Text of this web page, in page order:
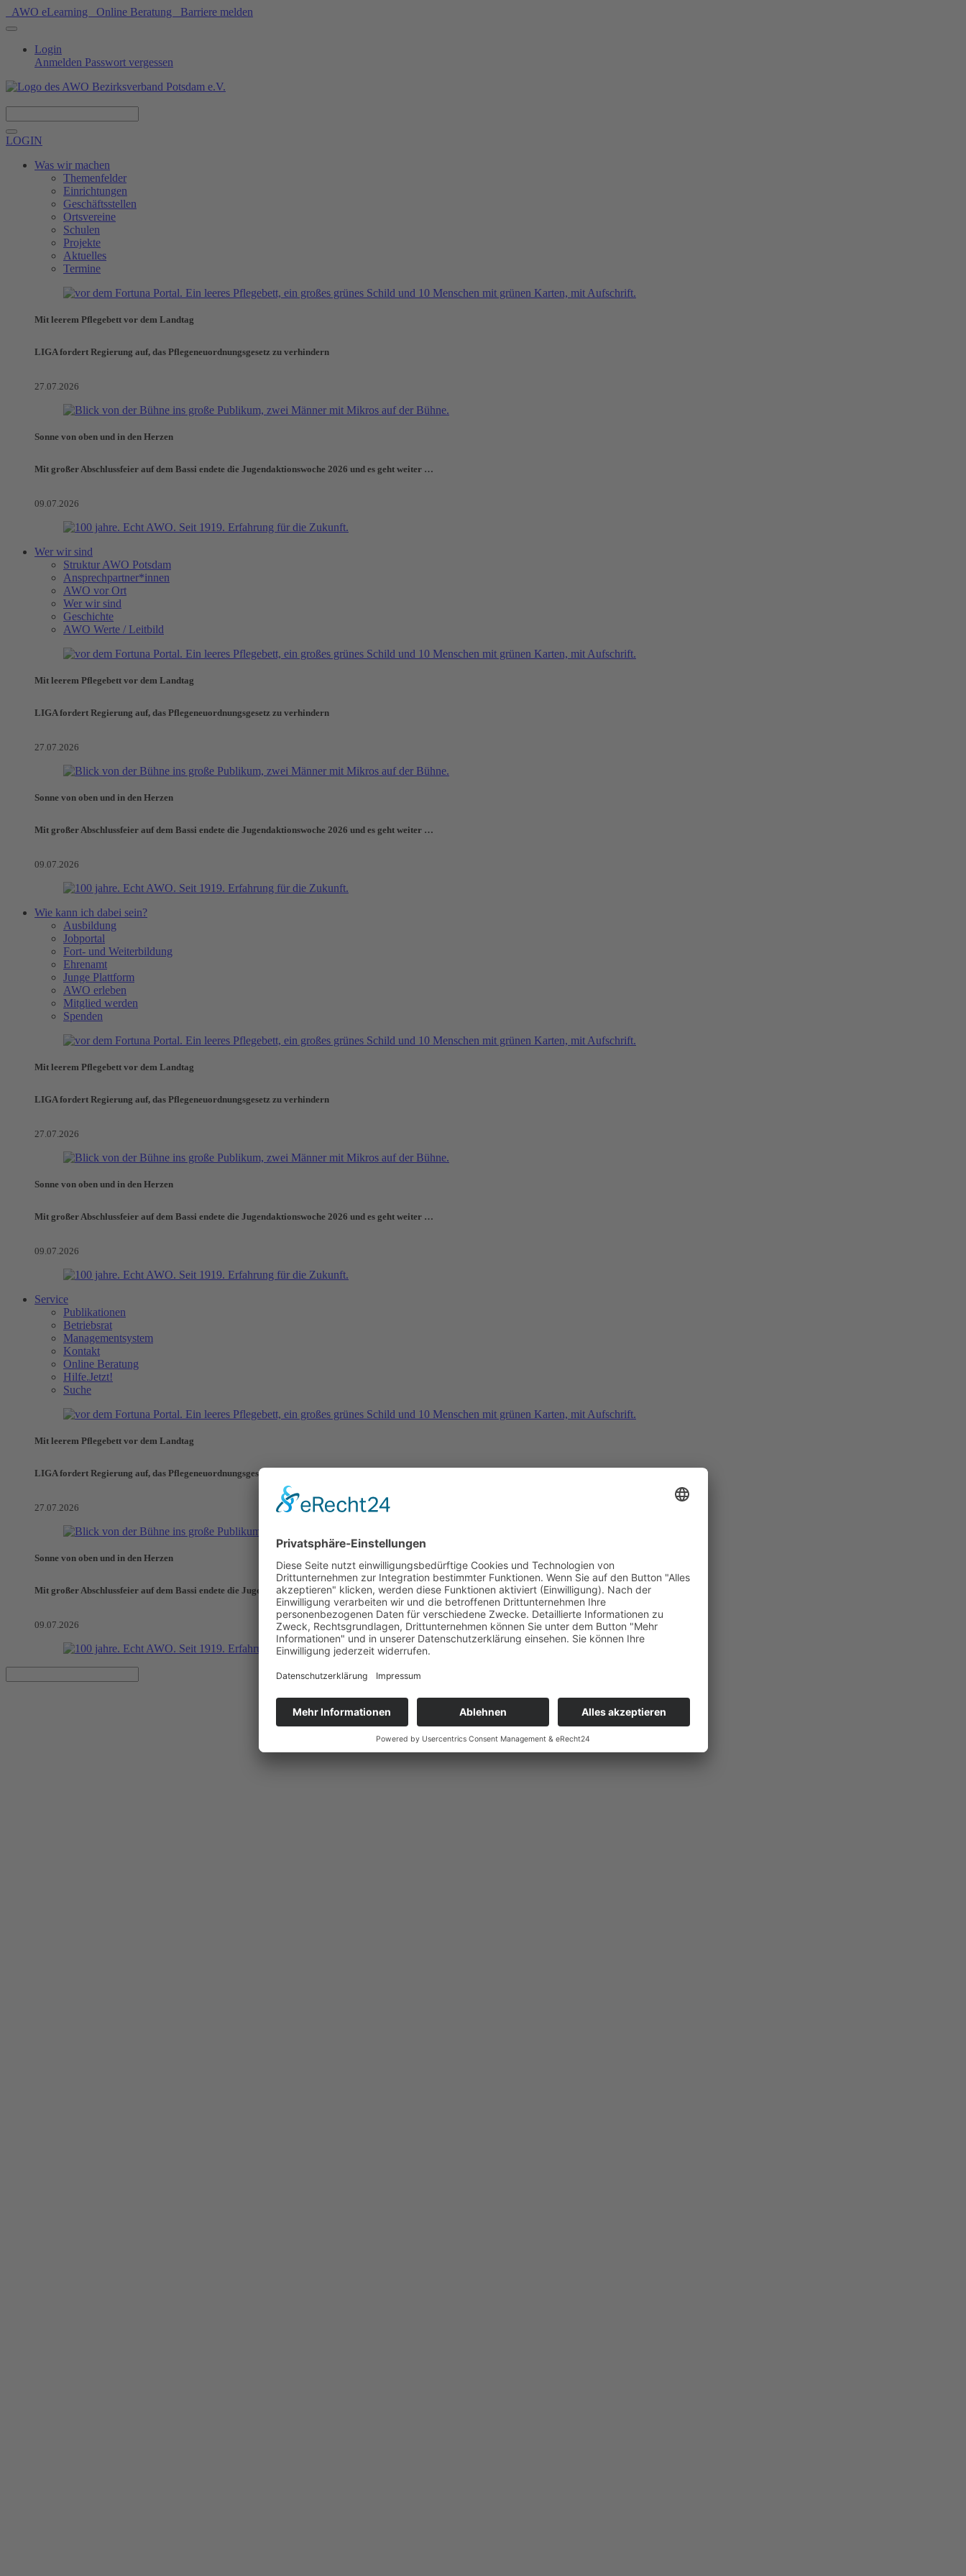
AWO eLearning Online Beratung Barriere melden
Login
Anmelden Passwort vergessen
LOGIN
Was wir machen
Themenfelder
Einrichtungen
Geschäftsstellen
Ortsvereine
Schulen
Projekte
Aktuelles
Termine
Mit leerem Pflegebett vor dem Landtag
LIGA fordert Regierung auf, das Pflegeneuordnungsgesetz zu verhindern
27.07.2026
Sonne von oben und in den Herzen
Mit großer Abschlussfeier auf dem Bassi endete die Jugendaktionswoche 2026 und es geht weiter …
09.07.2026
Wer wir sind
Struktur AWO Potsdam
Ansprechpartner*innen
AWO vor Ort
Wer wir sind
Geschichte
AWO Werte / Leitbild
Mit leerem Pflegebett vor dem Landtag
LIGA fordert Regierung auf, das Pflegeneuordnungsgesetz zu verhindern
27.07.2026
Sonne von oben und in den Herzen
Mit großer Abschlussfeier auf dem Bassi endete die Jugendaktionswoche 2026 und es geht weiter …
09.07.2026
Wie kann ich dabei sein?
Ausbildung
Jobportal
Fort- und Weiterbildung
Ehrenamt
Junge Plattform
AWO erleben
Mitglied werden
Spenden
Mit leerem Pflegebett vor dem Landtag
LIGA fordert Regierung auf, das Pflegeneuordnungsgesetz zu verhindern
27.07.2026
Sonne von oben und in den Herzen
Mit großer Abschlussfeier auf dem Bassi endete die Jugendaktionswoche 2026 und es geht weiter …
09.07.2026
Service
Publikationen
Betriebsrat
Managementsystem
Kontakt
Online Beratung
Hilfe.Jetzt!
Suche
Mit leerem Pflegebett vor dem Landtag
LIGA fordert Regierung auf, das Pflegeneuordnungsgesetz zu verhindern
27.07.2026
Sonne von oben und in den Herzen
Mit großer Abschlussfeier auf dem Bassi endete die Jugendaktionswoche 2026 und es geht weiter …
09.07.2026
Fachkräfteaustausch zur Kinderarmut
Israelische Delegation besucht AWO Büro KINDER(ar)MUT und Living Museum